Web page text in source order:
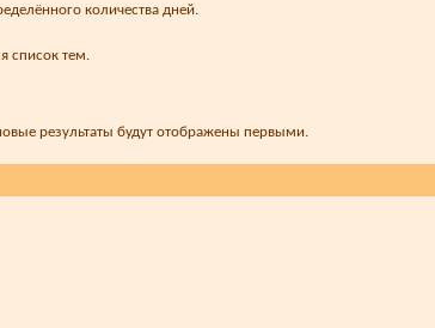
количества дней.
список тем.
результаты будут отображены первыми.